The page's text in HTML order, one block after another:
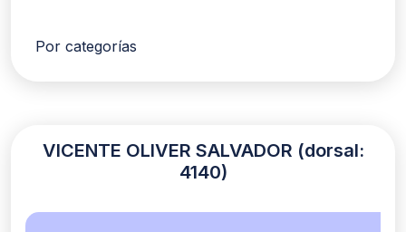
Por categorías
VICENTE OLIVER SALVADOR (dorsal:
4140)